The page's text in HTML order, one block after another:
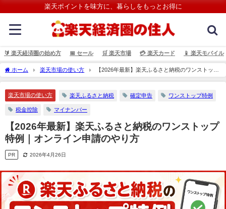
楽天ポイントを味方に、暮らしをもっとお得に
🔰 楽天経済圏の始め方 📅 セール 🛒 楽天市場 💳️ 楽天カード 📱 楽天モバイル
ホーム 楽天市場の使い方
【2026年最新】楽天ふるさと納税のワンストップ
特例｜オンライン申請のやり方
楽天市場の使い方 楽天ふるさと納税 確定申告 ワンストップ特例
税金控除 マイナンバー
【2026年最新】楽天ふるさと納税のワンストップ
特例｜オンライン申請のやり方
PR 2026年4月26日